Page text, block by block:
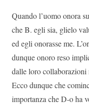
Quando l’uomo onora
che B. egli sia, glielo
ed egli onorasse me.
dunque onoro reso
dalle loro
Ecco dunque che
importanza che D-o ha